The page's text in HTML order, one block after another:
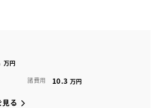
諸費用 10.3
見る